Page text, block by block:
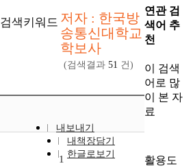
검색키워드 저자 : 한국방
송통신대학교
학보사
(검색결과 51 건)
내보내기
내책장담기
한글로보기
1
연관 검
색어 추
천
이 검색
어로 많
이 본 자
료
활용도